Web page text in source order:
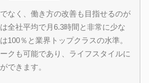
なく、働き方の改善も目指せるのが
全社平均で月6.3時間と非常に少な
100％と業界トップクラスの水準。
クも可能であり、ライフスタイルに
できます。